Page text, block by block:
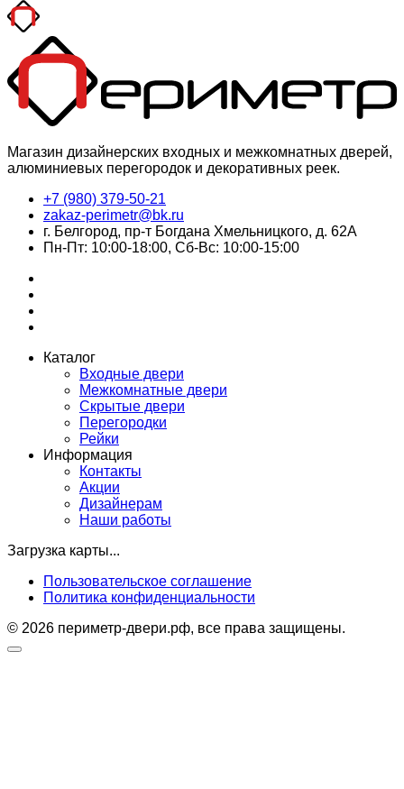
Магазин дизайнерских входных и межкомнатных дверей,
алюминиевых перегородок и декоративных реек.
+7 (980) 379-50-21
zakaz-perimetr@bk.ru
г. Белгород, пр-т Богдана Хмельницкого, д. 62А
Пн-Пт: 10:00-18:00, Сб-Вс: 10:00-15:00
Каталог
Входные двери
Межкомнатные двери
Скрытые двери
Перегородки
Рейки
Информация
Контакты
Акции
Дизайнерам
Наши работы
Загрузка карты...
Пользовательское соглашение
Политика конфиденциальности
© 2026 периметр-двери.рф, все права защищены.